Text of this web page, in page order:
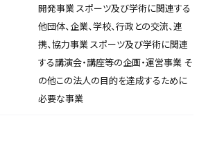
開発事業 スポーツ及び学術に関連する
他団体、企業、学校、行政との交流、連
携、協力事業 スポーツ及び学術に関連
する講演会・講座等の企画・運営事業 そ
の他この法人の目的を達成するために
必要な事業